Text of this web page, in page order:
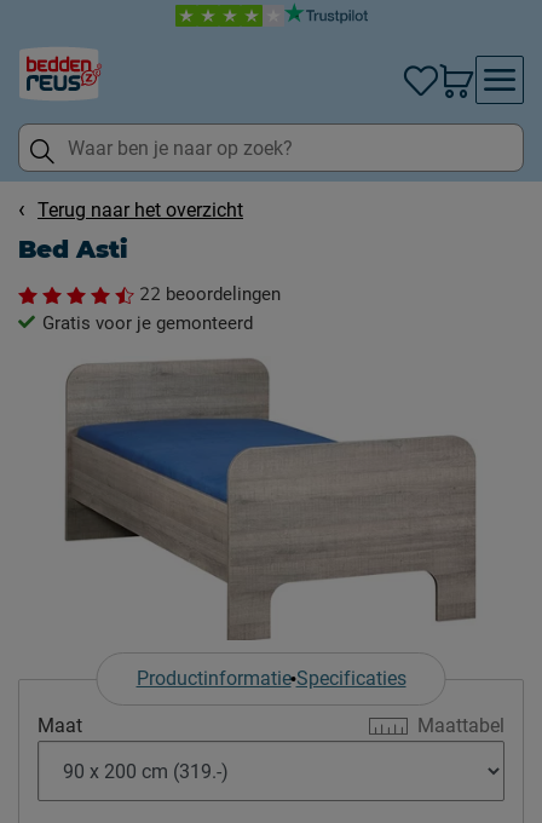
Terug naar het overzicht
Bed Asti
22 beoordelingen
Gratis voor je gemonteerd
Productinformatie Specificaties
Maattabel
Maat